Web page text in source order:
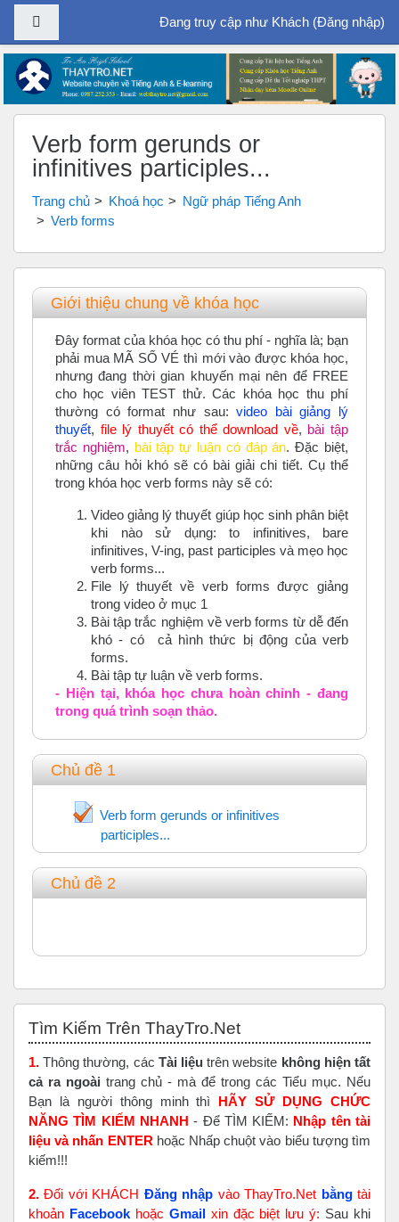
Chuyển tới nội dung chính
Bảng điều khiển cạnhĐang truy cập như Khách (Đăng nhập)
Verb form gerunds or
infinitives participles...
Trang chủ Khoá học
Ngữ pháp Tiếng Anh
Verb forms
Tổng quan các chủ đề
Giới thiệu chung về khóa học
Đây format của khóa học có thu phí - nghĩa là; bạn
phải mua MÃ SỐ VÉ thì mới vào được khóa học,
nhưng đang thời gian khuyến mại nên để FREE
cho học viên TEST thử. Các khóa học thu phí
thường có format như sau:video bài giảng lý
thuyết, file lý thuyết có thể download về, bài tập
trắc nghiệm, bài tập tự luận có đáp án. Đặc biệt,
những câu hỏi khó sẽ có bài giải chi tiết. Cụ thể
trong khóa học verb forms này sẽ có:
Video giảng lý thuyết giúp học sinh phân biệt
khi nào sử dụng: to infinitives, bare
infinitives, V-ing, past participles và mẹo học
verb forms...
File lý thuyết về verb forms được giảng
trong video ở mục 1
Bài tập trắc nghiệm về verb forms từ dễ đến
khó - có cả hình thức bị động của verb
forms.
Bài tập tự luận về verb forms.
- Hiện tại, khóa học chưa hoàn chỉnh - đang
trong quá trình soạn thảo.
Chủ đề 1
Verb form gerunds or infinitives
participles...Trắc nghiệm
Chủ đề 2
Tìm Kiếm Trên ThayTro.Net
1. Thông thường, các Tài liệu trên website không hiện tất
cả ra ngoài trang chủ - mà để trong các Tiểu mục. Nếu
Bạn là người thông minh thì HÃY SỬ DỤNG CHỨC
NĂNG TÌM KIẾM NHANH - Để TÌM KIẾM: Nhập tên tài
liệu và nhấn ENTER hoặc Nhấp chuột vào biểu tượng tìm
kiếm!!!
2. Đối với KHÁCH Đăng nhập vào ThayTro.Net bằngtài
khoản Facebook hoặc Gmailxin đặc biệt lưu ý: Sau khi